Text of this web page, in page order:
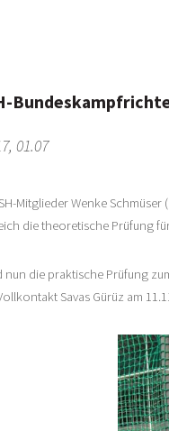
01.07
Mitglieder Wenke
die theoretische Prüfung
die praktische Prüfung
Savas Gürüz am